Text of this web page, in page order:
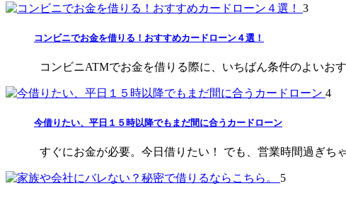
3
コンビニでお金を借りる！おすすめカードローン４選！
コンビニATMでお金を借りる際に、いちばん条件のよい
4
今借りたい、平日１５時以降でもまだ間に合うカードローン
すぐにお金が必要。今日借りたい！ でも、営業時間過ぎ
5